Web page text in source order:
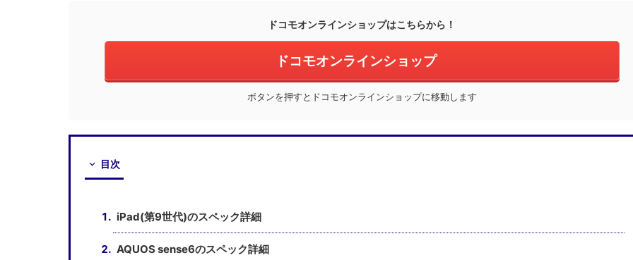
ドコモオンラインショップはこちらから！
ドコモオンラインショップ
ボタンを押すとドコモオンラインショップに移動します
目次
iPad(第9世代)のスペック詳細
AQUOS sense6のスペック詳細